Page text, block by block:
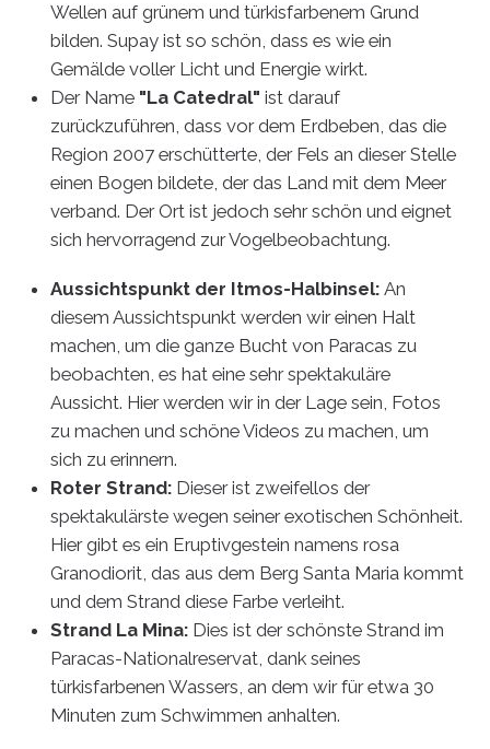
Wellen auf grünem und türkisfarbenem Grund
bilden. Supay ist so schön, dass es wie ein
Gemälde voller Licht und Energie wirkt.
Der Name "La Catedral" ist darauf
zurückzuführen, dass vor dem Erdbeben, das die
Region 2007 erschütterte, der Fels an dieser Stelle
einen Bogen bildete, der das Land mit dem Meer
verband. Der Ort ist jedoch sehr schön und eignet
sich hervorragend zur Vogelbeobachtung.
Aussichtspunkt der Itmos-Halbinsel: An
diesem Aussichtspunkt werden wir einen Halt
machen, um die ganze Bucht von Paracas zu
beobachten, es hat eine sehr spektakuläre
Aussicht. Hier werden wir in der Lage sein, Fotos
zu machen und schöne Videos zu machen, um
sich zu erinnern.
Roter Strand: Dieser ist zweifellos der
spektakulärste wegen seiner exotischen Schönheit.
Hier gibt es ein Eruptivgestein namens rosa
Granodiorit, das aus dem Berg Santa Maria kommt
und dem Strand diese Farbe verleiht.
Strand La Mina:Dies ist der schönste Strand im
Paracas-Nationalreservat, dank seines
türkisfarbenen Wassers, an dem wir für etwa 30
Minuten zum Schwimmen anhalten.